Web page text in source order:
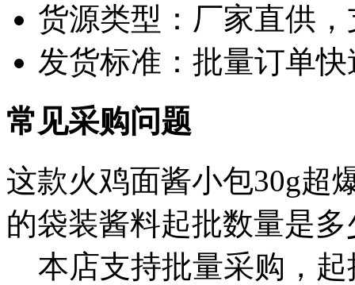
货源类型：厂家直供
发货标准：批量订单
常见采购问题
这款火鸡面酱小包30g超
的袋装酱料起批数量是多
本店支持批量采购，